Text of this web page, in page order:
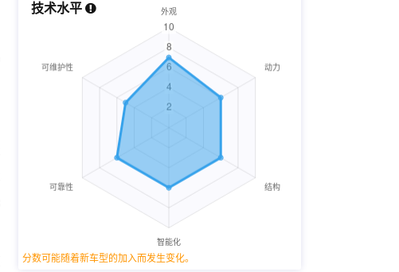
技术水平
分数可能随着新车型的加入而发生变化。